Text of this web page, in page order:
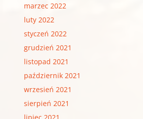
marzec 2022
luty 2022
styczeń 2022
grudzień 2021
listopad 2021
październik 2021
wrzesień 2021
sierpień 2021